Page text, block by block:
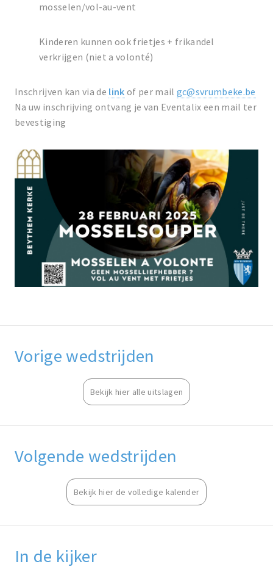
mosselen/vol-au-vent
Kinderen kunnen ook frietjes + frikandel
verkrijgen (niet a volonté)
Inschrijven kan via de link of per mail gc@svrumbeke.be
Na uw inschrijving ontvang je van Eventalix een mail ter
bevestiging
Vorige wedstrijden
Bekijk hier alle uitslagen
Volgende wedstrijden
Bekijk hier de volledige kalender
In de kijker